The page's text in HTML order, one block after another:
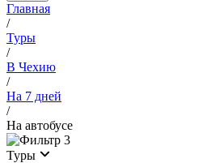
Главная
/
Туры
/
В Чехию
/
На 7 дней
/
На автобусе
3
Туры